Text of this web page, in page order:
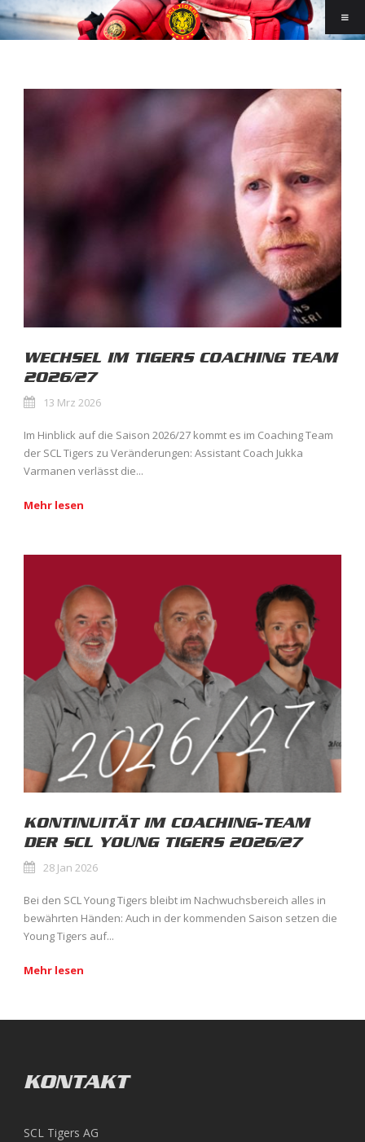
WECHSEL IM TIGERS COACHING TEAM
2026/27
13 Mrz 2026
Im Hinblick auf die Saison 2026/27 kommt es im Coaching Team
der SCL Tigers zu Veränderungen: Assistant Coach Jukka
Varmanen verlässt die...
Mehr lesen
KONTINUITÄT IM COACHING-TEAM
DER SCL YOUNG TIGERS 2026/27
28 Jan 2026
Bei den SCL Young Tigers bleibt im Nachwuchsbereich alles in
bewährten Händen: Auch in der kommenden Saison setzen die
Young Tigers auf...
Mehr lesen
KONTAKT
SCL Tigers AG